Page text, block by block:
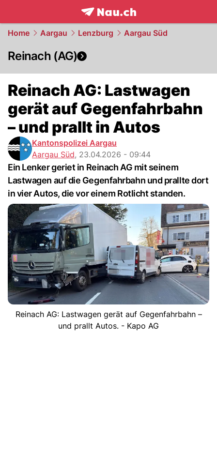
frontpage.NAU.ch
Home Aargau Lenzburg Aargau Süd
Reinach (AG)
Reinach AG: Lastwagen
gerät auf Gegenfahrbahn
– und prallt in Autos
Kantonspolizei Aargau
Aargau Süd, 23.04.2026 - 09:44
Ein Lenker geriet in Reinach AG mit seinem
Lastwagen auf die Gegenfahrbahn und prallte dort
in vier Autos, die vor einem Rotlicht standen.
Reinach AG: Lastwagen gerät auf Gegenfahrbahn –
und prallt Autos. - Kapo AG